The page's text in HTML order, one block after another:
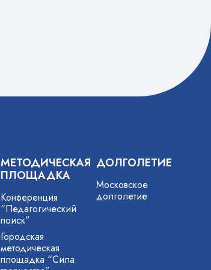
МЕТОДИЧЕСКАЯ
ПЛОЩАДКА
Конференция
“Педагогический
поиск”
Городская
методическая
площадка “Сила
ДОЛГОЛЕТИЕ
Московское
долголетие